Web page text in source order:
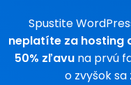
Spustite
neplatíte za hosting
50% zľavu na prvú
o zvyšok